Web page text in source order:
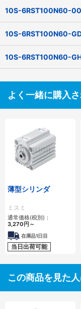
10S-6RST100N60-00
10S-6RST100N60-
10S-6RST100N60-
よく一緒に購入
薄型シリンダ
ミスミ
通常価格(税別)：
3,270 円 ～
在庫品1日目
当日出荷可能
この商品を見た